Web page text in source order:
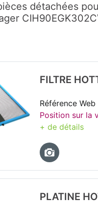
détachées
FILTRE
Référence
Position sur la
+ de détails
PLATINE